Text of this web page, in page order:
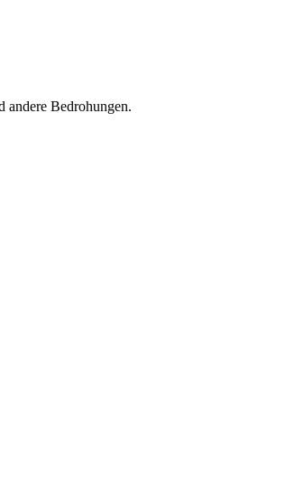
andere Bedrohungen.